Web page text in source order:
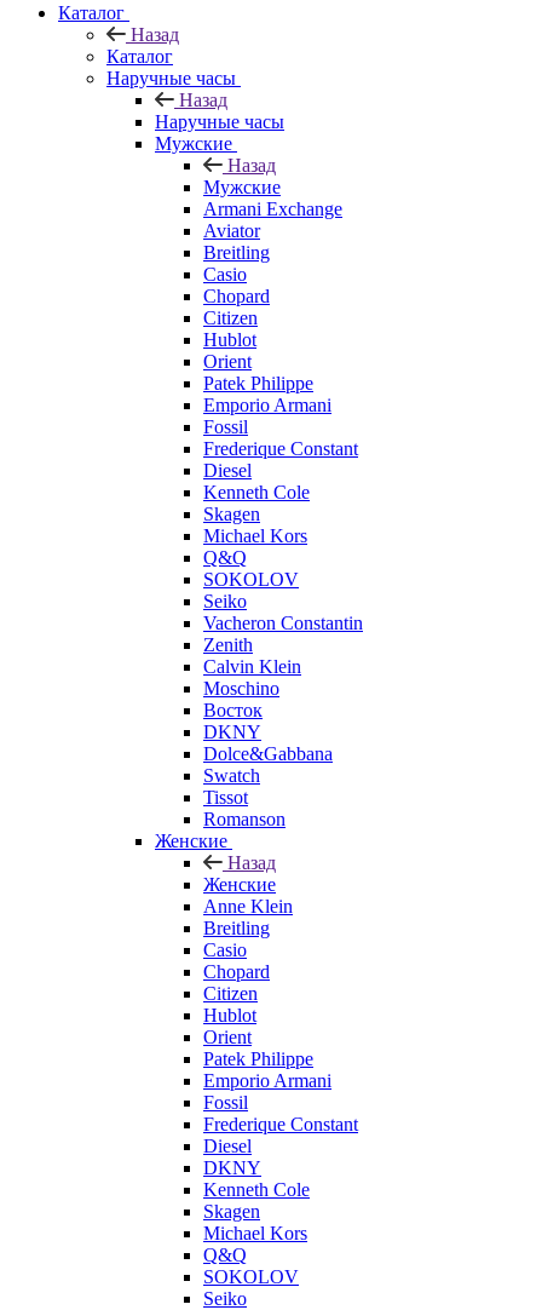
Каталог
Назад
Каталог
Наручные часы
Назад
Наручные часы
Мужские
Назад
Мужские
Armani Exchange
Aviator
Breitling
Casio
Chopard
Citizen
Hublot
Orient
Patek Philippe
Emporio Armani
Fossil
Frederique Constant
Diesel
Kenneth Cole
Skagen
Michael Kors
Q&Q
SOKOLOV
Seiko
Vacheron Constantin
Zenith
Calvin Klein
Moschino
Восток
DKNY
Dolce&Gabbana
Swatch
Tissot
Romanson
Женские
Назад
Женские
Anne Klein
Breitling
Casio
Chopard
Citizen
Hublot
Orient
Patek Philippe
Emporio Armani
Fossil
Frederique Constant
Diesel
DKNY
Kenneth Cole
Skagen
Michael Kors
Q&Q
SOKOLOV
Seiko